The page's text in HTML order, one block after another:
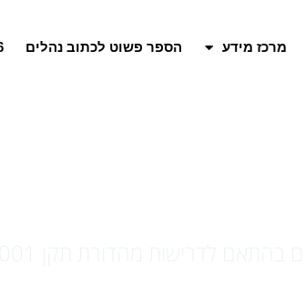
מרכז מידע הספר פשוט לכתוב נהלים​